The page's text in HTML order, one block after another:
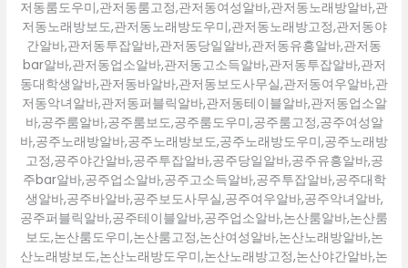
저동룸도우미,관저동룸고정,관저동여성알바,관저동노래방알바,관
저동노래방보도,관저동노래방도우미,관저동노래방고정,관저동야
간알바,관저동투잡알바,관저동당일알바,관저동유흥알바,관저동
bar알바,관저동업소알바,관저동고소득알바,관저동투잡알바,관저
동대학생알바,관저동바알바,관저동보도사무실,관저동여우알바,관
저동악녀알바,관저동퍼블릭알바,관저동테이블알바,관저동업소알
바,공주룸알바,공주룸보도,공주룸도우미,공주룸고정,공주여성알
바,공주노래방알바,공주노래방보도,공주노래방도우미,공주노래방
고정,공주야간알바,공주투잡알바,공주당일알바,공주유흥알바,공
주bar알바,공주업소알바,공주고소득알바,공주투잡알바,공주대학
생알바,공주바알바,공주보도사무실,공주여우알바,공주악녀알바,
공주퍼블릭알바,공주테이블알바,공주업소알바,논산룸알바,논산룸
보도,논산룸도우미,논산룸고정,논산여성알바,논산노래방알바,논
산노래방보도,논산노래방도우미,논산노래방고정,논산야간알바,논